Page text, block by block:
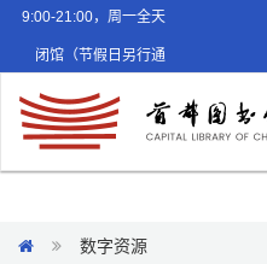
9:00-21:00，周一全天
闭馆（节假日另行通
数字资源